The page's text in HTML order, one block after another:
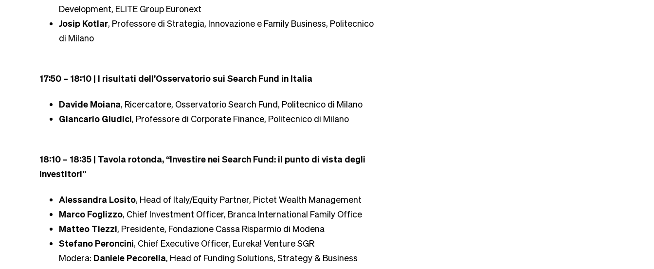
Development, ELITE Group Euronext
Josip Kotlar, Professore di Strategia, Innovazione e Family Business, Politecnico
di Milano
17:50 – 18:10 | I risultati dell’Osservatorio sui Search Fund in Italia
Davide Moiana, Ricercatore, Osservatorio Search Fund, Politecnico di Milano
Giancarlo Giudici, Professore di Corporate Finance, Politecnico di Milano
18:10 – 18:35 | Tavola rotonda, “Investire nei Search Fund: il punto di vista degli
investitori”
Alessandra Losito, Head of Italy/Equity Partner, Pictet Wealth Management
Marco Foglizzo, Chief Investment Officer, Branca International Family Office
Matteo Tiezzi, Presidente, Fondazione Cassa Risparmio di Modena
Stefano Peroncini, Chief Executive Officer, Eureka! Venture SGR
Modera: Daniele Pecorella, Head of Funding Solutions, Strategy & Business